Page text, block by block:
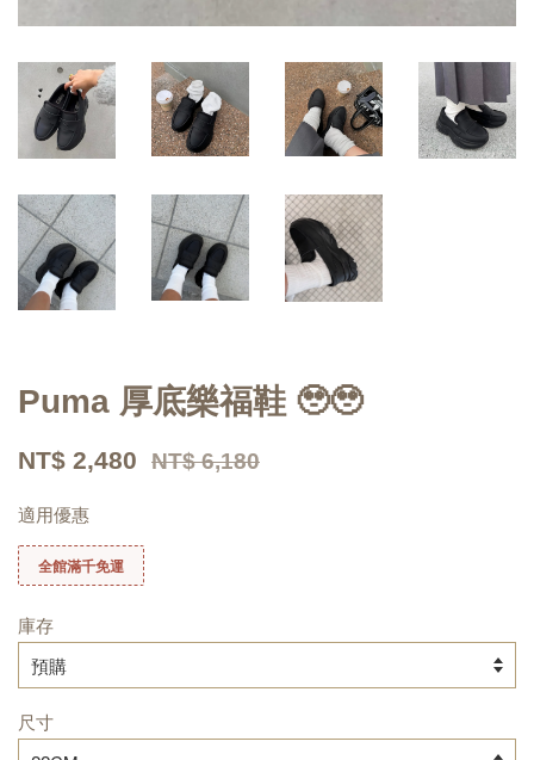
Puma 厚底樂福鞋 🥹🥹
NT$ 2,480 NT$ 6,180
適用優惠
全館滿千免運
庫存
尺寸